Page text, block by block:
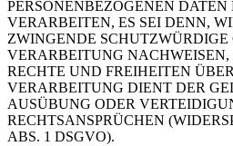
PERSONENBEZOGENEN DATEN
VERARBEITEN, ES SEI DENN,
ZWINGENDE SCHUTZWÜRDIGE
VERARBEITUNG NACHWEISEN,
RECHTE UND FREIHEITEN
VERARBEITUNG DIENT DER
AUSÜBUNG ODER
RECHTSANSPRÜCHEN
ABS. 1 DSGVO).